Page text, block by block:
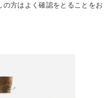
方はよく確認をとることをお